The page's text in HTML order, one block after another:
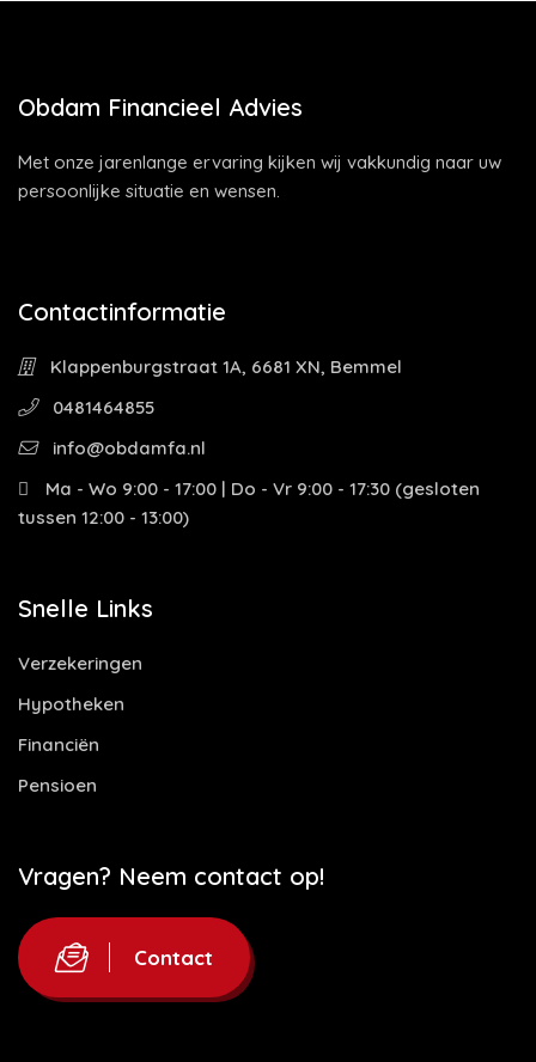
Obdam Financieel Advies
Met onze jarenlange ervaring kijken wij vakkundig naar uw
persoonlijke situatie en wensen.
Contactinformatie
Klappenburgstraat 1A, 6681 XN, Bemmel
0481464855
info@obdamfa.nl
Ma - Wo 9:00 - 17:00 | Do - Vr 9:00 - 17:30 (gesloten
tussen 12:00 - 13:00)
Snelle Links
Verzekeringen
Hypotheken
Financiën
Pensioen
Vragen? Neem contact op!
Contact